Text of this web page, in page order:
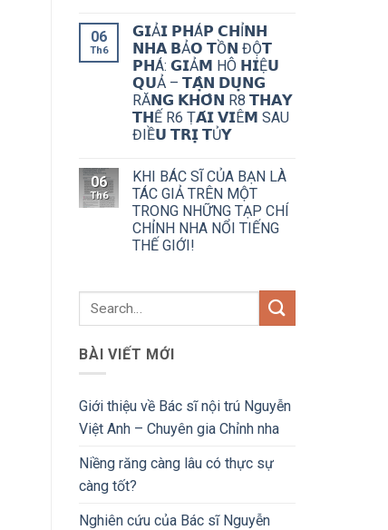
06
Th6
𝗚𝗜Ả𝗜 𝗣𝗛Á𝗣 𝗖𝗛Ỉ𝗡𝗛
𝗡𝗛𝗔 𝗕Ả𝗢 𝗧Ồ𝗡 ĐỘ̣𝗧
𝗣𝗛Á: 𝗚𝗜Ả𝗠 HÔ 𝗛𝗜Ệ𝗨
𝗤𝗨Ả – 𝗧𝗔̣̂𝗡 𝗗𝗨̣𝗡𝗚
RĂ𝗡𝗚 𝗞𝗛𝗢̂𝗡 R8 𝗧𝗛𝗔𝗬
𝗧𝗛Ế R6 Ṭ𝗔́𝗜 𝗩𝗜Ê𝗠 SAU
ĐIỀ𝗨 𝗧𝗥𝗜̣ 𝗧Ủ𝗬
06
Th6
KHI BÁC SĨ CỦA BẠN LÀ
TÁC GIẢ TRÊN MỘT
TRONG NHỮNG TẠP CHÍ
CHỈNH NHA NỔI TIẾNG
THẾ GIỚI!
BÀI VIẾT MỚI
Giới thiệu về Bác sĩ nội trú Nguyễn
Việt Anh – Chuyên gia Chỉnh nha
Niềng răng càng lâu có thực sự
càng tốt?
Nghiên cứu của Bác sĩ Nguyễn